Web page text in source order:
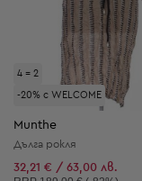
4 = 2
-20% с WELCOME
Munthe
Дълга рокля
32,21 € / 63,00 лв.